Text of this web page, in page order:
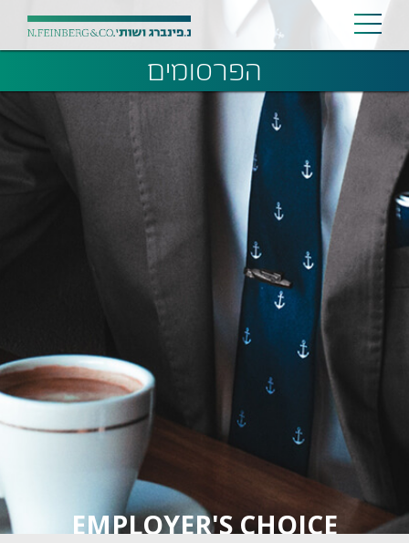
הפרסומים
EMPLOYER'S CHOICE